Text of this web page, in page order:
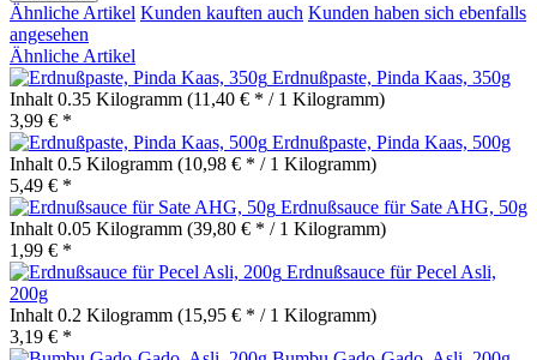
Ähnliche Artikel Kunden kauften auch Kunden haben sich ebenfalls
angesehen
Ähnliche Artikel
Erdnußpaste, Pinda Kaas, 350g
Inhalt 0.35 Kilogramm (11,40 € * / 1 Kilogramm)
3,99 € *
Erdnußpaste, Pinda Kaas, 500g
Inhalt 0.5 Kilogramm (10,98 € * / 1 Kilogramm)
5,49 € *
Erdnußsauce für Sate AHG, 50g
Inhalt 0.05 Kilogramm (39,80 € * / 1 Kilogramm)
1,99 € *
Erdnußsauce für Pecel Asli,
200g
Inhalt 0.2 Kilogramm (15,95 € * / 1 Kilogramm)
3,19 € *